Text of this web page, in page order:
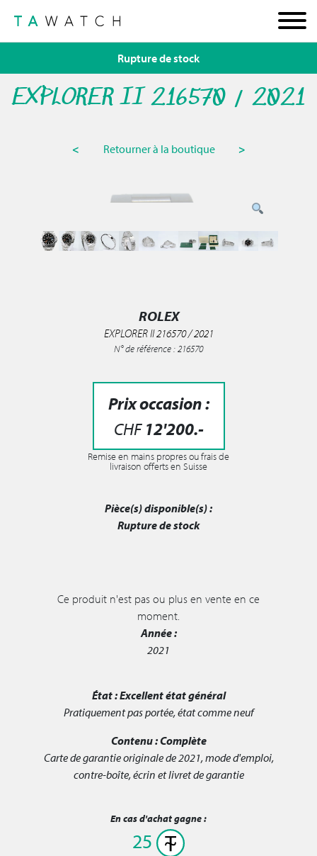
EXPLORER II 216570 / 2021
< Retourner à la boutique >
ROLEX
EXPLORER II 216570 / 2021
N° de référence : 216570
Prix occasion :
CHF12'200.-
Remise en mains propres ou frais de
livraison offerts en Suisse
Pièce(s) disponible(s) :
Rupture de stock
Rupture de stock
Ce produit n'est pas ou plus en vente en ce
moment.
Année :
2021
État :Excellent état général
Pratiquement pas portée, état comme neuf
Contenu :Complète
Carte de garantie originale de 2021, mode d'emploi,
contre-boîte, écrin et livret de garantie
En cas d'achat gagne :
25